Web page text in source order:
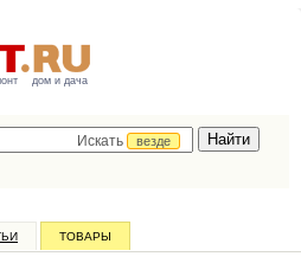
дом и дача
Искать
везде
ТОВАРЫ